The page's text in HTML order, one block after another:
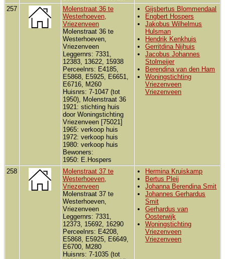
257
Molenstraat 36 te
Westerhoeven,
Vriezenveen
Molenstraat 36 te
Westerhoeven,
Vriezenveen
Leggernrs: 7331,
12383, 13622, 15938
Perceelnrs: E4185,
E5868, E5925, E6651,
E6716, M260
Huisnrs: 7-1047 (tot
1950), Molenstraat 36
1921: stichting huis
door Woningstichting
Vriezenveen [75021]
1965: verkoop huis
1972: verkoop huis
1980: verkoop huis
Bewoners:
1950: E.Hospers
Gijsbertus Blommendaal
Engbert Hospers
Jakobus Wilhelmus
Hulsman
Hendrik Kenkhuis
Gerritdina Nijhuis
Jacobus Johannes
Stolmeijer
Berendina van den Ham
Woningstichting
Vriezenveen
Vriezenveen
258
Molenstraat 37 te
Westerhoeven,
Vriezenveen
Molenstraat 37 te
Westerhoeven,
Vriezenveen
Leggernrs: 7331,
12373, 15692, 16290
Perceelnrs: E4208,
E5868, E5925, E6649,
E6700, M280
Huisnrs: 7-1035 (tot
Hermina Kruiskamp
Bertus Pleij
Johanna Berendina Smit
Johannes Gerhardus
Smit
Gerhardus van
Oosterwijk
Woningstichting
Vriezenveen
Vriezenveen